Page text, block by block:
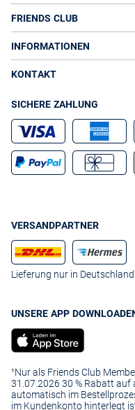
FRIENDS CLUB
INFORMATIONEN
KONTAKT
SICHERE ZAHLUNG
VERSANDPARTNER
Lieferung nur in Deutschland
UNSERE APP
¹Nur als Friends Club
31.07.2026 30 % Rabatt auf
automatisch im
im Kundenkonto hinterlegt